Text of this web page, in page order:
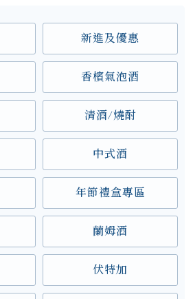
新進及優惠
香檳氣泡酒
清酒/燒酎
中式酒
年節禮盒專區
蘭姆酒
伏特加